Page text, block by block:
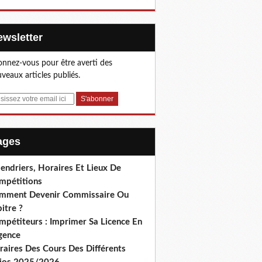
vous pour être averti des
articles publiés.
Horaires Et Lieux De
Devenir Commissaire Ou
?
: Imprimer Sa Licence En
Des Cours Des Différents